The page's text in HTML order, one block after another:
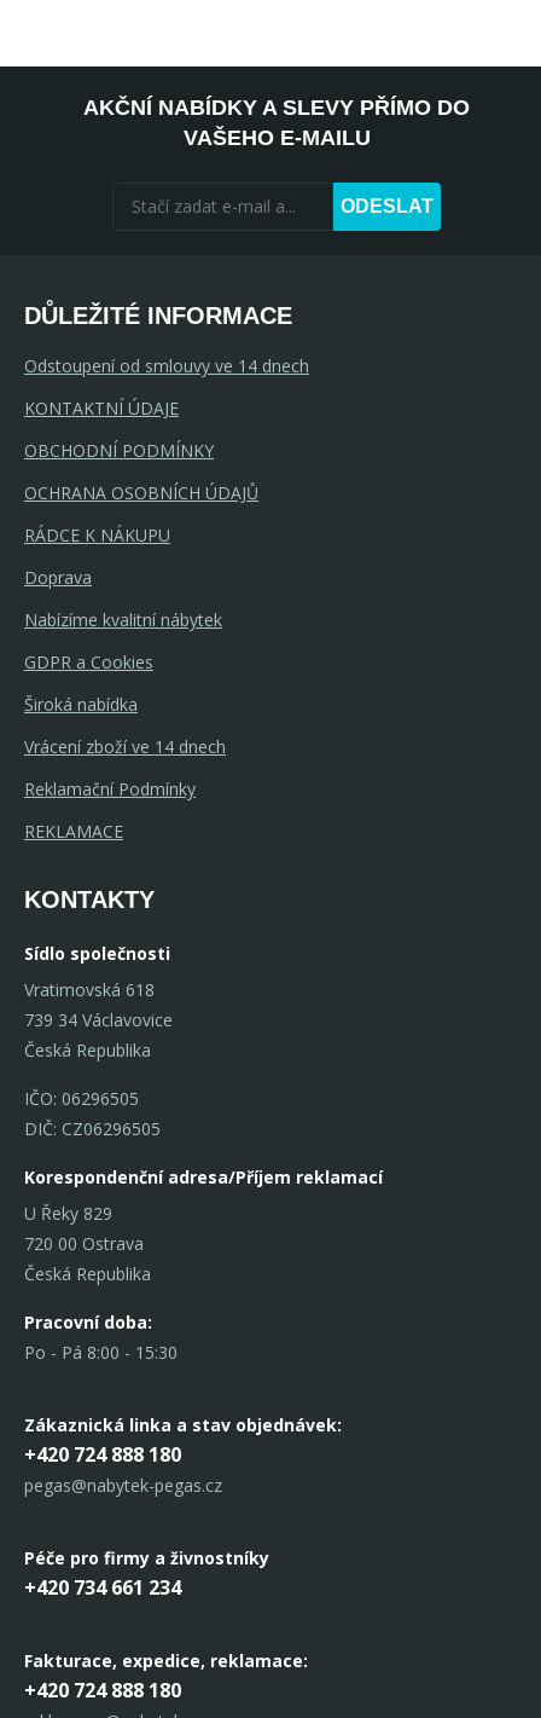
AKČNÍ NABÍDKY A SLEVY PŘÍMO DO
VAŠEHO E-MAILU
ODESLAT
DŮLEŽITÉ INFORMACE
Odstoupení od smlouvy ve 14 dnech
KONTAKTNÍ ÚDAJE
OBCHODNÍ PODMÍNKY
OCHRANA OSOBNÍCH ÚDAJŮ
RÁDCE K NÁKUPU
Doprava
Nabízíme kvalitní nábytek
GDPR a Cookies
Široká nabídka
Vrácení zboží ve 14 dnech
Reklamační Podmínky
REKLAMACE
KONTAKTY
Sídlo společnosti
Vratimovská 618
739 34 Václavovice
Česká Republika
IČO: 06296505
DIČ: CZ06296505
Korespondenční adresa/Příjem reklamací
U Řeky 829
720 00 Ostrava
Česká Republika
Pracovní doba:
Po - Pá 8:00 - 15:30
Zákaznická linka a stav objednávek:
+420 724 888 180
pegas@nabytek-pegas.cz
Péče pro firmy a živnostníky
+420 734 661 234
Fakturace, expedice, reklamace:
+420 724 888 180